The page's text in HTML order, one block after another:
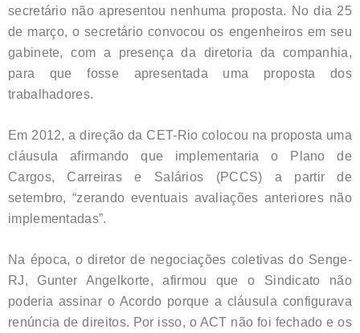
secretário não apresentou nenhuma proposta. No dia 25
de março, o secretário convocou os engenheiros em seu
gabinete, com a presença da diretoria da companhia,
para que fosse apresentada uma proposta dos
trabalhadores.
Em 2012, a direção da CET-Rio colocou na proposta uma
cláusula afirmando que implementaria o Plano de
Cargos, Carreiras e Salários (PCCS) a partir de
setembro, “zerando eventuais avaliações anteriores não
implementadas”.
Na época, o diretor de negociações coletivas do Senge-
RJ, Gunter Angelkorte, afirmou que o Sindicato não
poderia assinar o Acordo porque a cláusula configurava
renúncia de direitos. Por isso, o ACT não foi fechado e os